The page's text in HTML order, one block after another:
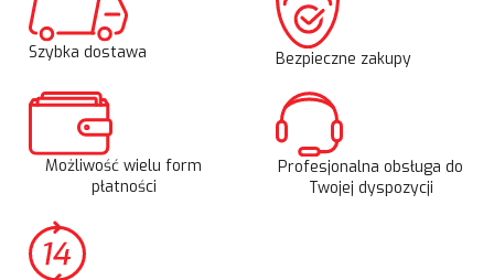
Szybka dostawa Bezpieczne zakupy
Możliwość wielu form
płatności
Profesjonalna obsługa do
Twojej dyspozycji